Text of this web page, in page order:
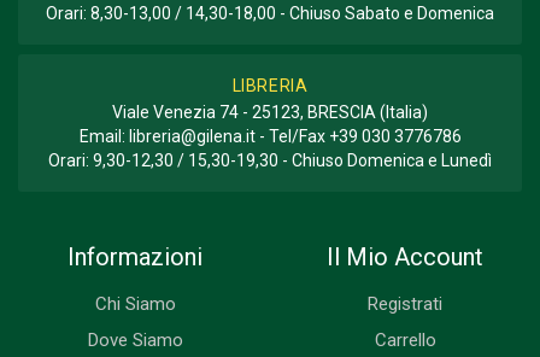
Orari: 8,30-13,00 / 14,30-18,00 - Chiuso Sabato e Domenica
LIBRERIA
Viale Venezia 74 - 25123, BRESCIA (Italia)
Email: libreria@gilena.it- Tel/Fax +39 030 3776786
Orari: 9,30-12,30 / 15,30-19,30 - Chiuso Domenica e Lunedì
Informazioni
Chi Siamo
Dove Siamo
Il Mio Account
Registrati
Carrello